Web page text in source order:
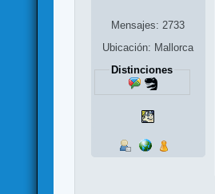
Mensajes: 2733
Ubicación: Mallorca
Distinciones